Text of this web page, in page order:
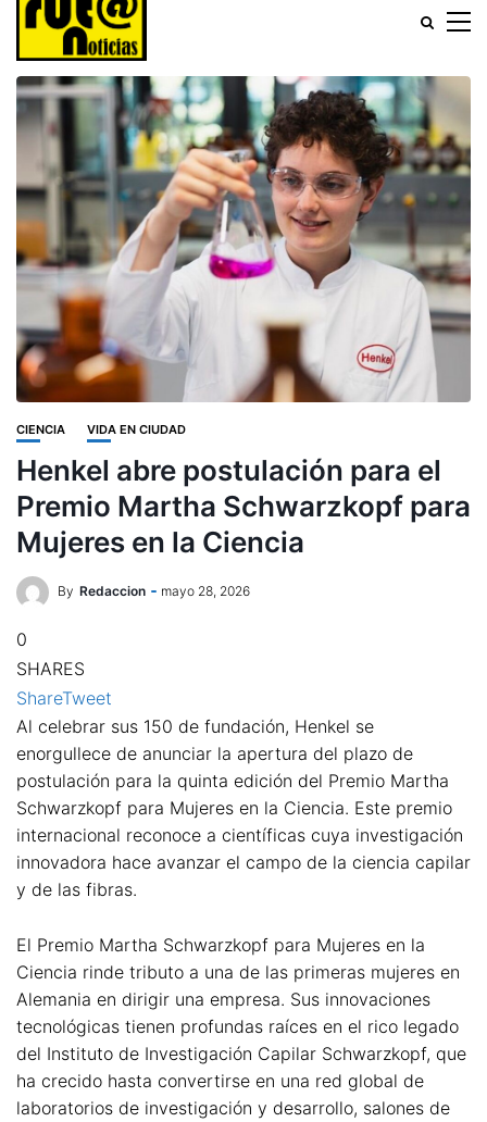
CIENCIA VIDA EN CIUDAD
Henkel abre postulación para el
Premio Martha Schwarzkopf para
Mujeres en la Ciencia
By Redaccion mayo 28, 2026
0
SHARES
ShareTweet
Al celebrar sus 150 de fundación, Henkel se
enorgullece de anunciar la apertura del plazo de
postulación para la quinta edición del Premio Martha
Schwarzkopf para Mujeres en la Ciencia. Este premio
internacional reconoce a científicas cuya investigación
innovadora hace avanzar el campo de la ciencia capilar
y de las fibras.
El Premio Martha Schwarzkopf para Mujeres en la
Ciencia rinde tributo a una de las primeras mujeres en
Alemania en dirigir una empresa. Sus innovaciones
tecnológicas tienen profundas raíces en el rico legado
del Instituto de Investigación Capilar Schwarzkopf, que
ha crecido hasta convertirse en una red global de
laboratorios de investigación y desarrollo, salones de